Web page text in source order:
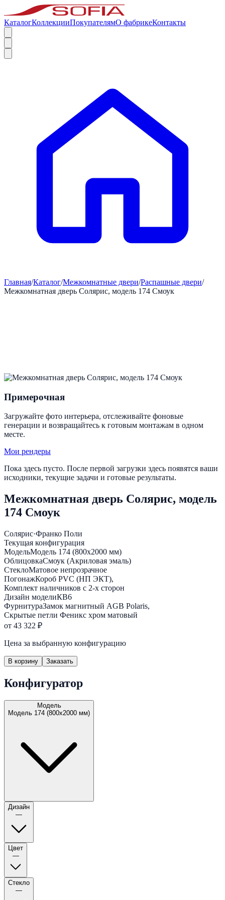
КаталогКоллекцииПокупателямО фабрикеКонтакты
Главная/Каталог/Межкомнатные двери/Распашные двери/
Межкомнатная дверь Солярис, модель 174 Смоук
Примерочная
Загружайте фото интерьера, отслеживайте фоновые
генерации и возвращайтесь к готовым монтажам в одном
месте.
Мои рендеры
Пока здесь пусто. После первой загрузки здесь появятся ваши
исходники, текущие задачи и готовые результаты.
Межкомнатная дверь Солярис, модель
174 Смоук
Солярис·Франко Поли
Текущая конфигурация
МодельМодель 174 (800х2000 мм)
ОблицовкаСмоук (Акриловая эмаль)
СтеклоМатовое непрозрачное
ПогонажКороб PVC (НП ЭКТ),
Комплект наличников с 2-х сторон
Дизайн моделиКВ6
ФурнитураЗамок магнитный AGB Polaris,
Скрытые петли Феникс хром матовый
от 43 322 ₽
Цена за выбранную конфигурацию
В корзину Заказать
Конфигуратор
Модель
Модель 174 (800х2000 мм)
Дизайн
—
Цвет
—
Стекло
—